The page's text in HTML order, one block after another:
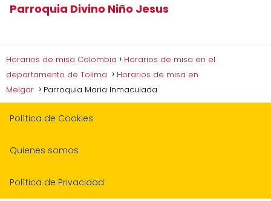
Parroquia Divino Niño Jesus
Horarios de misa Colombia
Horarios de misa en el
departamento de Tolima
Horarios de misa en
Melgar
Parroquia Maria Inmaculada
Política de Cookies
Quienes somos
Política de Privacidad